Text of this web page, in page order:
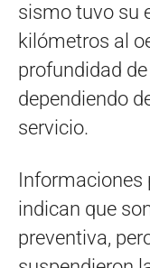
sismo tuvo su
kilómetros al
profundidad
dependiendo
servicio.
Informaciones
indican que
preventiva,